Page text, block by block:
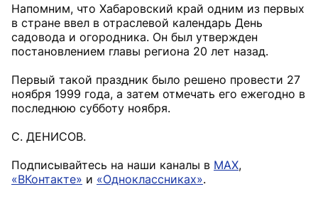
Напомним, что Хабаровский край одним из первых
в стране ввел в отраслевой календарь День
садовода и огородника. Он был утвержден
постановлением главы региона 20 лет назад.
Первый такой праздник было решено провести 27
ноября 1999 года, а затем отмечать его ежегодно в
последнюю субботу ноября.
С. ДЕНИСОВ.
Подписывайтесь на наши каналы в MAX,
«ВКонтакте» и «Одноклассниках».